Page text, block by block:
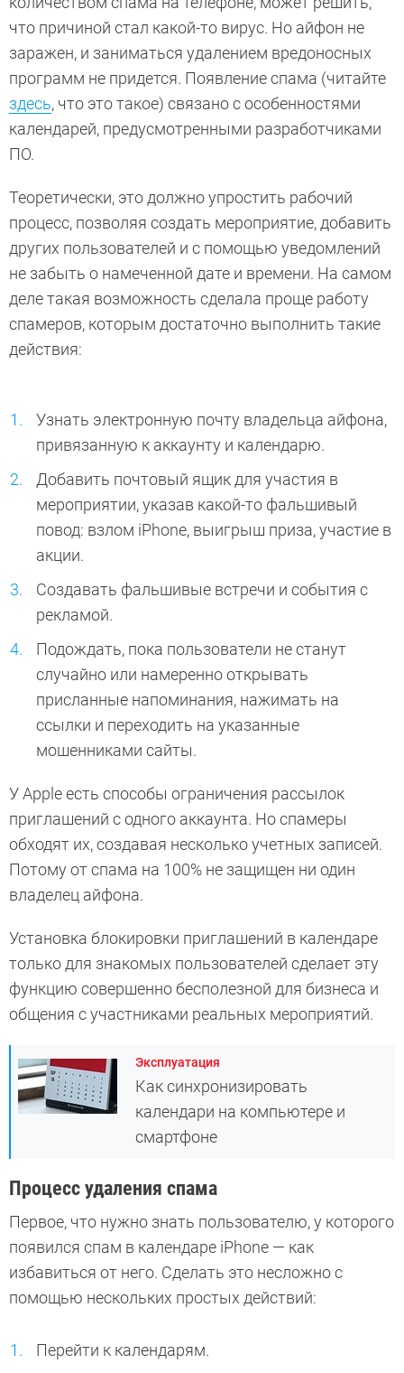
что причиной стал какой-то вирус. Но айфон не
заражен, и заниматься удалением вредоносных
программ не придется. Появление спама (читайте
здесь, что это такое) связано с особенностями
календарей, предусмотренными разработчиками
ПО.
Теоретически, это должно упростить рабочий
процесс, позволяя создать мероприятие, добавить
других пользователей и с помощью уведомлений
не забыть о намеченной дате и времени. На самом
деле такая возможность сделала проще работу
спамеров, которым достаточно выполнить такие
действия:
Узнать электронную почту владельца айфона,
привязанную к аккаунту и календарю.
Добавить почтовый ящик для участия в
мероприятии, указав какой-то фальшивый
повод: взлом iPhone, выигрыш приза, участие в
акции.
Создавать фальшивые встречи и события с
рекламой.
Подождать, пока пользователи не станут
случайно или намеренно открывать
присланные напоминания, нажимать на
ссылки и переходить на указанные
мошенниками сайты.
У Apple есть способы ограничения рассылок
приглашений с одного аккаунта. Но спамеры
обходят их, создавая несколько учетных записей.
Потому от спама на 100% не защищен ни один
владелец айфона.
Установка блокировки приглашений в календаре
только для знакомых пользователей сделает эту
функцию совершенно бесполезной для бизнеса и
общения с участниками реальных мероприятий.
Эксплуатация
Как синхронизировать
календари на компьютере и
смартфоне
Процесс удаления спама
Первое, что нужно знать пользователю, у которого
появился спам в календаре iPhone — как
избавиться от него. Сделать это несложно с
помощью нескольких простых действий:
Перейти к календарям.